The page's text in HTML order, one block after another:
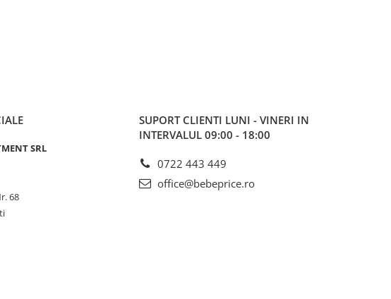
SRL
68
SUPORT CLIENTI LUNI - VINERI IN
INTERVALUL 09:00 - 18:00
0722 443 449
office@bebeprice.ro